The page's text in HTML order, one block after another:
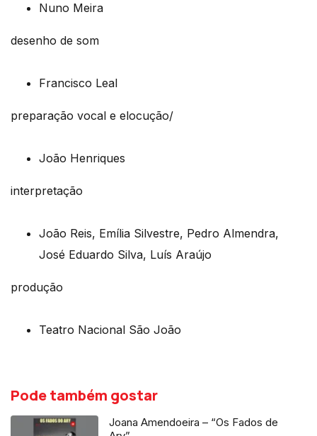
Nuno Meira
desenho de som
Francisco Leal
preparação vocal e elocução/
João Henriques
interpretação
João Reis, Emília Silvestre, Pedro Almendra,
José Eduardo Silva, Luís Araújo
produção
Teatro Nacional São João
Pode também gostar
Joana Amendoeira – “Os Fados de